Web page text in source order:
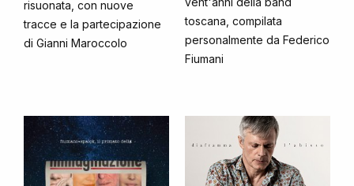
risuonata, con nuove
tracce e la partecipazione
di Gianni Maroccolo
toscana, compilata
personalmente da Federico
Fiumani